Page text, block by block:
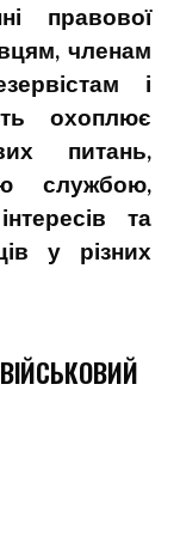
правової
членам
і
охоплює
питань,
службою,
та
у різних